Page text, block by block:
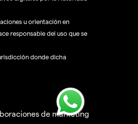
u orientación en
responsable del uso que se
donde dicha
de marketing